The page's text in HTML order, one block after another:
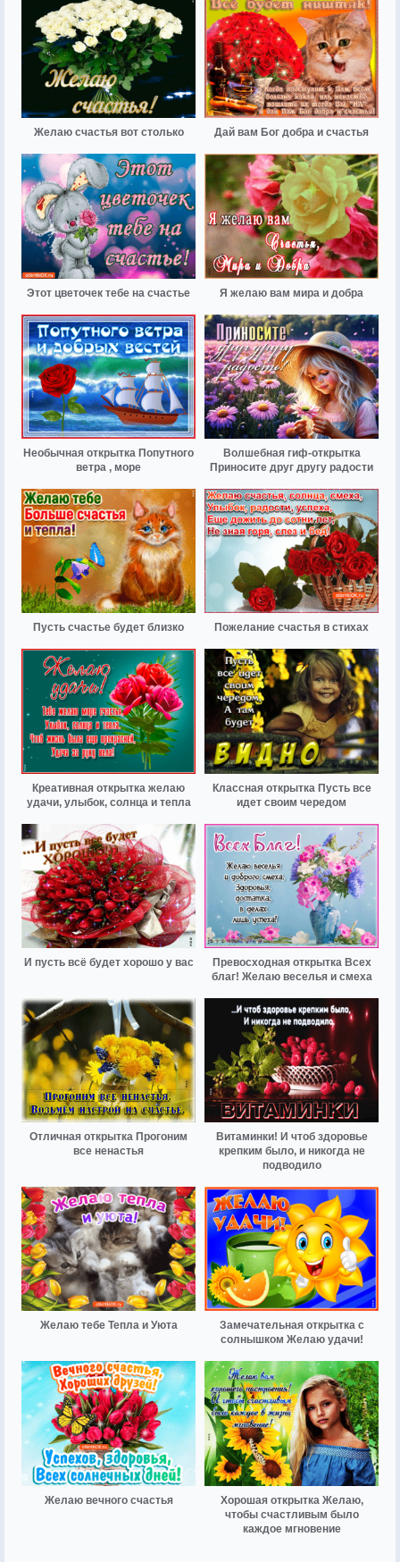
Желаю счастья вот столько Дай вам Бог добра и счастья
Этот цветочек тебе на счастье Я желаю вам мира и добра
Необычная открытка Попутного
ветра , море
Волшебная гиф-открытка
Приносите друг другу радости
Пусть счастье будет близко Пожелание счастья в стихах
Креативная открытка желаю
удачи, улыбок, солнца и тепла
Классная открытка Пусть все
идет своим чередом
И пусть всё будет хорошо у вас
Превосходная открытка Всех
благ! Желаю веселья и смеха
Отличная открытка Прогоним
все ненастья
Витаминки! И чтоб здоровье
крепким было, и никогда не
подводило
Желаю тебе Тепла и Уюта
Замечательная открытка с
солнышком Желаю удачи!
Желаю вечного счастья
Хорошая открытка Желаю,
чтобы счастливым было
каждое мгновение